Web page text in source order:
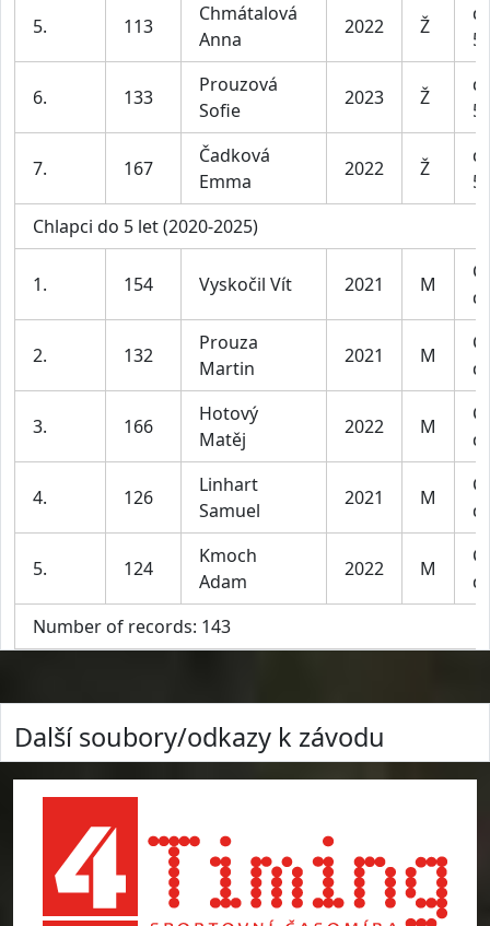
5. 113
Chmátalová
Anna
2022 Ž
5
6. 133
Prouzová
Sofie
2023 Ž
5
7. 167
Čadková
Emma
2022 Ž
5
Chlapci do 5 let (2020-2025)
1. 154 Vyskočil Vít 2021 M
2. 132
Prouza
Martin
2021 M
3. 166
Hotový
Matěj
2022 M
4. 126
Linhart
Samuel
2021 M
5. 124
Kmoch
Adam
2022 M
Number of records: 143
Další soubory/odkazy k závodu